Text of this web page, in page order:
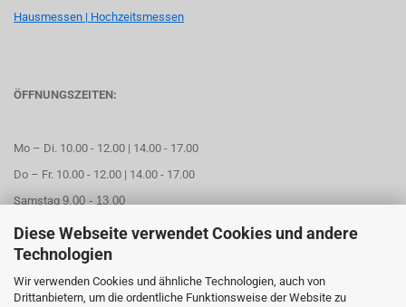
Diese Webseite verwendet Cookies und andere
Technologien
Wir verwenden Cookies und ähnliche Technologien, auch von
Drittanbietern, um die ordentliche Funktionsweise der Website zu
Hausmessen | Hochzeitsmessen
ÖFFNUNGSZEITEN:
Mo – Di. 10.00 - 12.00 | 14.00 - 17.00
Do – Fr. 10.00 - 12.00 | 14.00 - 17.00
Samstag 9.00 - 13.00
Mittwoch geschlossen
Online Termin aussuchen